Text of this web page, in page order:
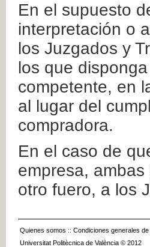
En el supuesto
interpretación o
los Juzgados y
los que
competente, en
al lugar del
compradora.
En el caso de
empresa,
otro fuero, a los
Quienes somos :: Condiciones generales
Universitat Politècnica de València © 2012